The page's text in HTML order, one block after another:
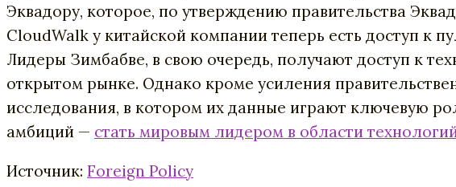
Эквадору, которое, по утверждению правительства
CloudWalk у китайской компании теперь есть доступ к
Лидеры Зимбабве, в свою очередь, получают доступ к
открытом рынке. Однако кроме усиления
исследования, в котором их данные играют ключевую
амбиций — стать мировым лидером в области
Источник: Foreign Policy